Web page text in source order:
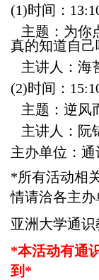
(1)时间：
主题： 为你
真的知道自己
主讲人： 海
(2)时间：
主题： 逆风
主讲人： 阮
主办单位：
*所有活动相
情请洽各主
亚洲大学通识
*本活动有通
到*